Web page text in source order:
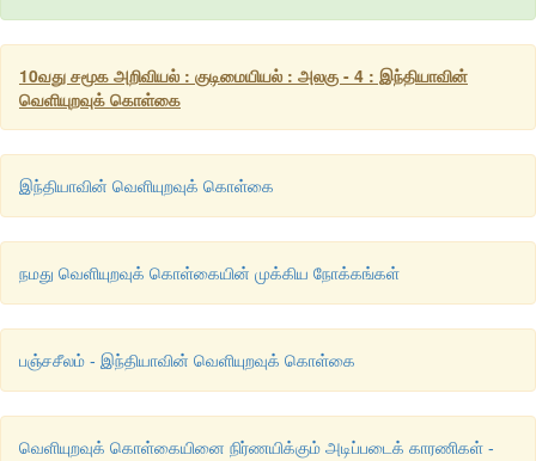
10வது சமூக அறிவியல் : குடிமையியல் : அலகு - 4 : இந்தியாவின்
வெளியுறவுக் கொள்கை
இந்தியாவின் வெளியுறவுக் கொள்கை
நமது வெளியுறவுக் கொள்கையின் முக்கிய நோக்கங்கள்
பஞ்சசீலம் - இந்தியாவின் வெளியுறவுக் கொள்கை
வெளியுறவுக் கொள்கையினை நிர்ணயிக்கும் அடிப்படைக் காரணிகள் -